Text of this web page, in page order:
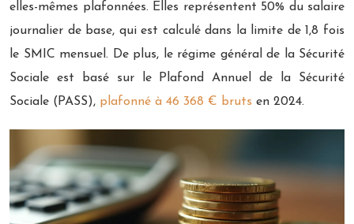
elles-mêmes plafonnées. Elles représentent 50% du salaire
journalier de base, qui est calculé dans la limite de 1,8 fois
le SMIC mensuel. De plus, le régime général de la Sécurité
Sociale est basé sur le Plafond Annuel de la Sécurité
Sociale (PASS), plafonné à 46 368 € bruts en 2024.